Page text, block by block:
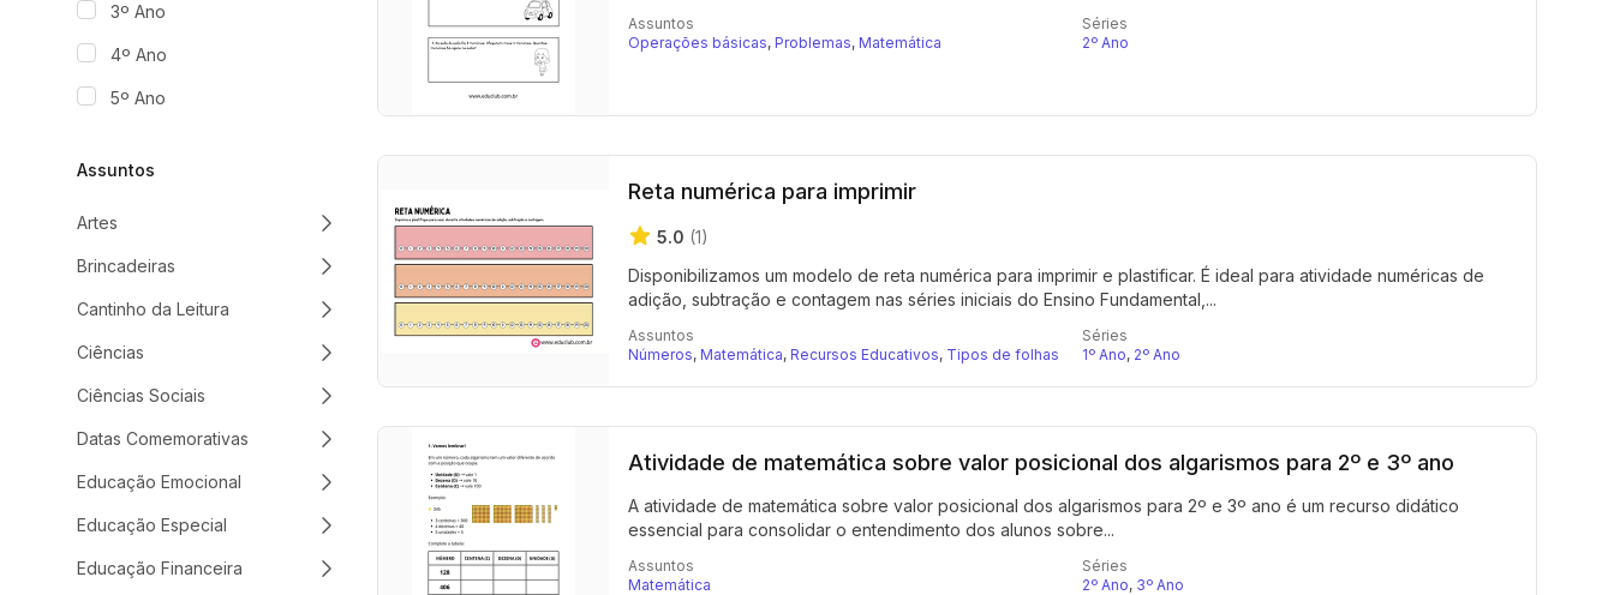
3º Ano
4º Ano
5º Ano
Assuntos
Artes
Brincadeiras
Cantinho da Leitura
Ciências
Ciências Sociais
Datas Comemorativas
Educação Emocional
Educação Especial
Educação Financeira
Assuntos
Operações básicas, Problemas, Matemática
Séries
2º Ano
Reta numérica para imprimir
5.0 (1)
Disponibilizamos um modelo de reta numérica para imprimir e plastificar. É ideal para atividade numéricas de
adição, subtração e contagem nas séries iniciais do Ensino Fundamental,...
Assuntos
Números, Matemática, Recursos Educativos, Tipos de folhas
Séries
1º Ano, 2º Ano
Atividade de matemática sobre valor posicional dos algarismos para 2º e 3º ano
A atividade de matemática sobre valor posicional dos algarismos para 2º e 3º ano é um recurso didático
essencial para consolidar o entendimento dos alunos sobre...
Assuntos
Matemática
Séries
2º Ano, 3º Ano